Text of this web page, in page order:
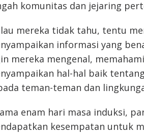
komunitas dan jejaring
mereka tidak tahu, tentu
informasi yang
mereka mengenal,
hal-hal baik
teman-teman dan
enam hari masa induksi,
kesempatan untuk